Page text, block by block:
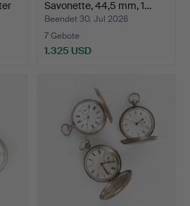
Savonette, 44,5 mm, 1…
Beendet 30. Jul 2026
7 Gebote
1.325 USD